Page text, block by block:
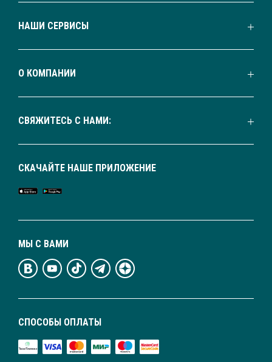
НАШИ СЕРВИСЫ
О КОМПАНИИ
СВЯЖИТЕСЬ С НАМИ:
СПОСОБЫ ОПЛАТЫ
МЫ С ВАМИ
СКАЧАЙТЕ НАШЕ ПРИЛОЖЕНИЕ